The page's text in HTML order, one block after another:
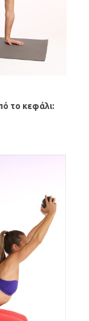
το κεφάλι: